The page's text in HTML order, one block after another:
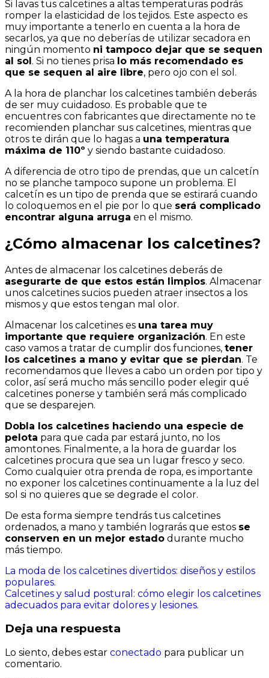
Si lavas tus calcetines a altas temperaturas podrás
romper la elasticidad de los tejidos. Este aspecto es
muy importante a tenerlo en cuenta a la hora de
secarlos, ya que no deberías de utilizar secadora en
ningún momento ni tampoco dejar que se sequen
al sol. Si no tienes prisa lo más recomendado es
que se sequen al aire libre, pero ojo con el sol.
A la hora de planchar los calcetines también deberás
de ser muy cuidadoso. Es probable que te
encuentres con fabricantes que directamente no te
recomienden planchar sus calcetines, mientras que
otros te dirán que lo hagas a una temperatura
máxima de 110º y siendo bastante cuidadoso.
A diferencia de otro tipo de prendas, que un calcetín
no se planche tampoco supone un problema. El
calcetín es un tipo de prenda que se estirará cuando
lo coloquemos en el pie por lo que será complicado
encontrar alguna arruga en el mismo.
¿Cómo almacenar los calcetines?
Antes de almacenar los calcetines deberás de
asegurarte de que estos están limpios. Almacenar
unos calcetines sucios pueden atraer insectos a los
mismos y que estos tengan mal olor.
Almacenar los calcetines es una tarea muy
importante que requiere organización. En este
caso vamos a tratar de cumplir dos funciones, tener
los calcetines a mano y evitar que se pierdan. Te
recomendamos que lleves a cabo un orden por tipo y
color, así será mucho más sencillo poder elegir qué
calcetines ponerse y también será más complicado
que se desparejen.
Dobla los calcetines haciendo una especie de
pelota para que cada par estará junto, no los
amontones. Finalmente, a la hora de guardar los
calcetines procura que sea un lugar fresco y seco.
Como cualquier otra prenda de ropa, es importante
no exponer los calcetines continuamente a la luz del
sol si no quieres que se degrade el color.
De esta forma siempre tendrás tus calcetines
ordenados, a mano y también lograrás que estos se
conserven en un mejor estado durante mucho
más tiempo.
Navegación
de
entradas
La moda de los calcetines divertidos: diseños y estilos
populares.
Calcetines y salud postural: cómo elegir los calcetines
adecuados para evitar dolores y lesiones.
Deja una respuesta
Lo siento, debes estar conectado para publicar un
comentario.